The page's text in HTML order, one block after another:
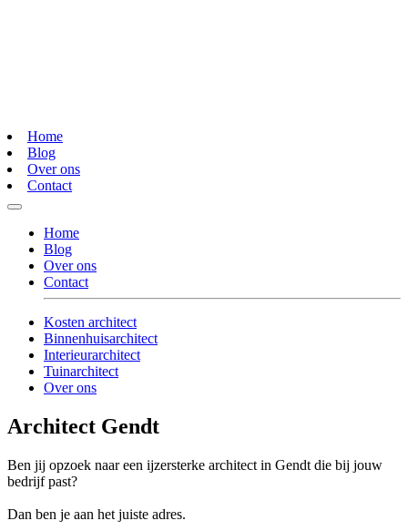
Home
Blog
Over ons
Contact
Home
Blog
Over ons
Contact
Kosten architect
Binnenhuisarchitect
Interieurarchitect
Tuinarchitect
Over ons
Architect Gendt
Ben jij opzoek naar een ijzersterke architect in Gendt die bij jouw
bedrijf past?
Dan ben je aan het juiste adres.